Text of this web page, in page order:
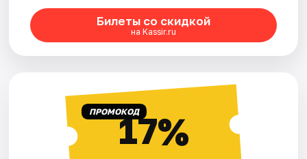
Билеты со скидкой
на Kassir.ru
ПРОМОКОД17%